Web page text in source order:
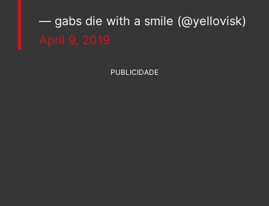
— gabs die with a smile (@yellovisk)
April 9, 2019
PUBLICIDADE